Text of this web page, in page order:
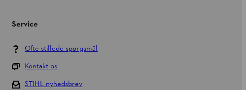
Service
Ofte stillede spørgsmål
Kontakt os
STIHL nyhedsbrev